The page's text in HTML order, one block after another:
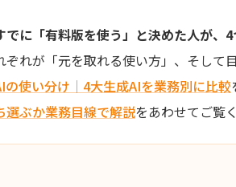
でに「有料版を使う」と決めた人が、
ぞれが「元を取れる使い方」、そして
の使い分け｜4大生成AIを業務別に比較
選ぶか業務目線で解説をあわせてご覧